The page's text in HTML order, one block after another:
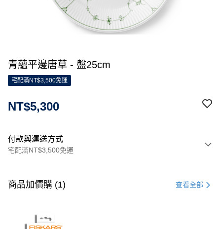
青蘊平邊唐草 - 盤25cm
宅配滿NT$3,500免運
NT$5,300
付款與運送方式
宅配滿NT$3,500免運
信用卡一次付款
3 期 0 利率 每期
商品加價購 (1) 查看全部